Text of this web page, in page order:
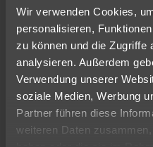
Wir verwenden Cookies,
personalisieren,
zu können und die Zugriffe
analysieren. Außerdem
Verwendung unserer
soziale Medien, Werbung
Partner führen diese
weiteren Daten
Ändere die Kriterien nach
Pauschal
Abflughafen
Alle Abflughäfen